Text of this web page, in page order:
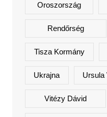
Oroszország
Rendőrség
Tisza Kormány
Ukrajna Ursula
Vitézy Dávid